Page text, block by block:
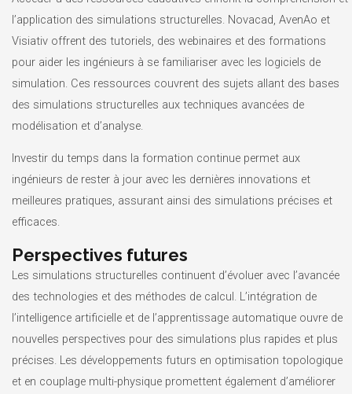
l’application des simulations structurelles. Novacad, AvenAo et
Visiativ offrent des tutoriels, des webinaires et des formations
pour aider les ingénieurs à se familiariser avec les logiciels de
simulation. Ces ressources couvrent des sujets allant des bases
des simulations structurelles aux techniques avancées de
modélisation et d’analyse.
Investir du temps dans la formation continue permet aux
ingénieurs de rester à jour avec les dernières innovations et
meilleures pratiques, assurant ainsi des simulations précises et
efficaces.
Perspectives futures
Les simulations structurelles continuent d’évoluer avec l’avancée
des technologies et des méthodes de calcul. L’intégration de
l’intelligence artificielle et de l’apprentissage automatique ouvre de
nouvelles perspectives pour des simulations plus rapides et plus
précises. Les développements futurs en optimisation topologique
et en couplage multi-physique promettent également d’améliorer